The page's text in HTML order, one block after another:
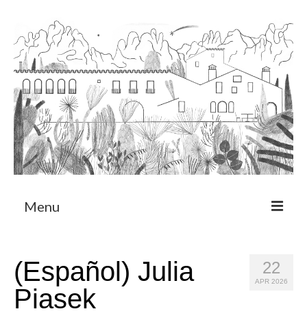
Menu
Art Residency Program
CRUCERO
22
APR 2026
(Español) Julia
Piasek